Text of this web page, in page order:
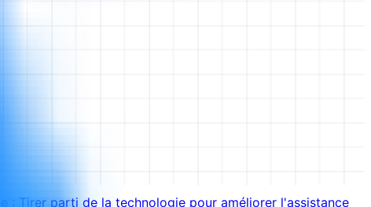
: Tirer parti de la technologie pour améliorer l'assistance